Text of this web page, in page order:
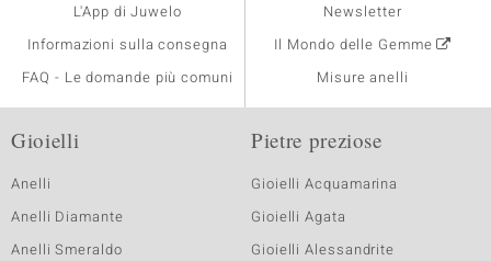
L'App di Juwelo
Informazioni sulla consegna
FAQ - Le domande più comuni
Newsletter
Il Mondo delle Gemme
Misure anelli
Gioielli
Anelli
Anelli Diamante
Anelli Smeraldo
Pietre preziose
Gioielli Acquamarina
Gioielli Agata
Gioielli Alessandrite